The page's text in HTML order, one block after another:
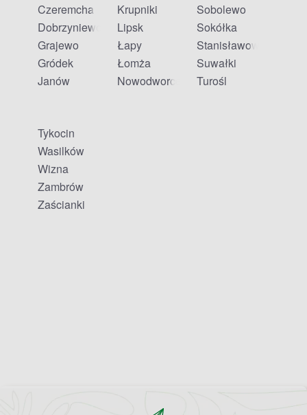
Czeremcha
Dobrzyniewo Duże
Grajewo
Gródek
Janów
Krupniki
Lipsk
Łapy
Łomża
Nowodworce
Sobolewo
Sokółka
Stanisławowo
Suwałki
Turośl
Tykocin
Wasilków
Wizna
Zambrów
Zaścianki